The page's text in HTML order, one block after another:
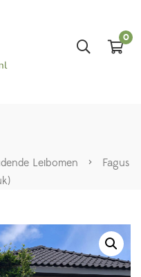
0
Leibomen >
Fagus